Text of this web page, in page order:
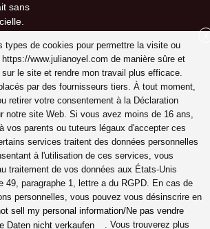
sans
(-:
émotions,
amour
France
types de cookies pour permettre la visite ou
www.julianoyel.com de manière sûre et
le site et rendre mon travail plus efficace.
par des fournisseurs tiers. À tout moment,
retirer votre consentement à la Déclaration
notre site Web. Si vous avez moins de 16 ans,
vos parents ou tuteurs légaux d'accepter ces
services traitent des données personnelles
à l'utilisation de ces services, vous
traitement de vos données aux États-Unis
49, paragraphe 1, lettre a du RGPD. En cas de
personnelles, vous pouvez vous désinscrire en
sell my personal information/Ne pas vendre
Daten nicht verkaufen
. Vous trouverez plus